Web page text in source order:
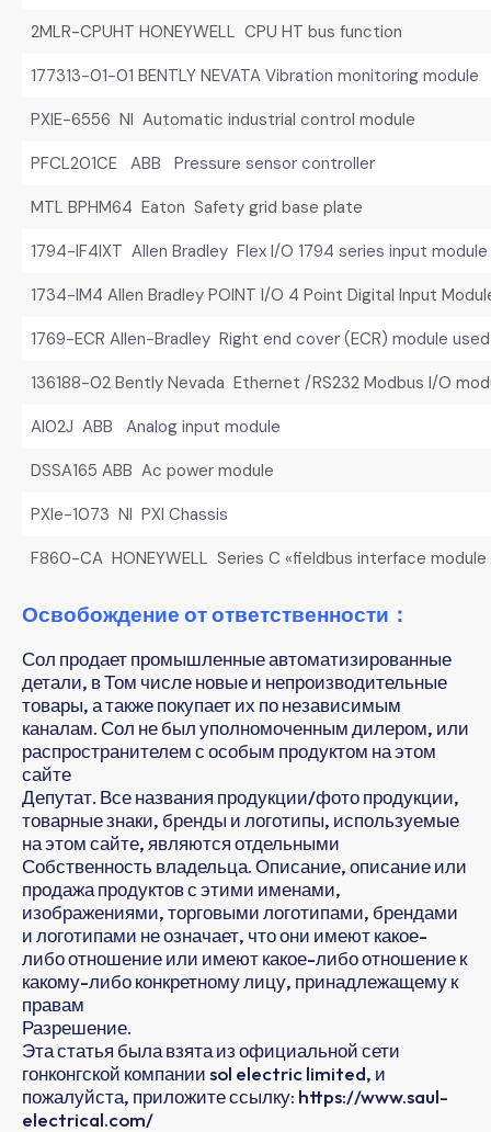
2MLR-CPUHT HONEYWELL CPU HT bus function
177313-01-01 BENTLY NEVATA Vibration monitoring module
PXIE-6556 NI Automatic industrial control module
PFCL201CE ABB Pressure sensor controller
MTL BPHM64 Eaton Safety grid base plate
1794-IF4IXT Allen Bradley Flex I/O 1794 series input module
1734-IM4 Allen Bradley POINT I/O 4 Point Digital Input
1769-ECR Allen-Bradley Right end cover (ECR) module
136188-02 Bently Nevada Ethernet /RS232 Modbus I/O
AI02J ABB Analog input module
DSSA165 ABB Ac power module
PXIe-1073 NI PXI Chassis
F860-CA HONEYWELL Series C «fieldbus interface module
Освобождение от ответственности：
Сол продает промышленные автоматизированные
детали, в Том числе новые и непроизводительные
товары, а также покупает их по независимым
каналам. Сол не был уполномоченным дилером, или
распространителем с особым продуктом на этом
сайте
Депутат. Все названия продукции/фото продукции,
товарные знаки, бренды и логотипы, используемые
на этом сайте, являются отдельными
Собственность владельца. Описание, описание или
продажа продуктов с этими именами,
изображениями, торговыми логотипами, брендами
и логотипами не означает, что они имеют какое-
либо отношение или имеют какое-либо отношение к
какому-либо конкретному лицу, принадлежащему к
правам
Разрешение.
Эта статья была взята из официальной сети
гонконгской компании sol electric limited, и
пожалуйста, приложите ссылку: https://www.saul-
electrical.com/